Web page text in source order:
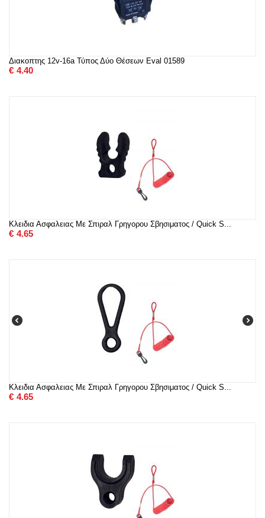
Διακοπτης 12v-16a Τύπος Δύο Θέσεων Eval 01589
€ 4.40
Κλειδια Ασφαλειας Με Σπιραλ Γρηγορου Σβησιματος / Quick S...
€ 4.65
Κλειδια Ασφαλειας Με Σπιραλ Γρηγορου Σβησιματος / Quick S...
€ 4.65